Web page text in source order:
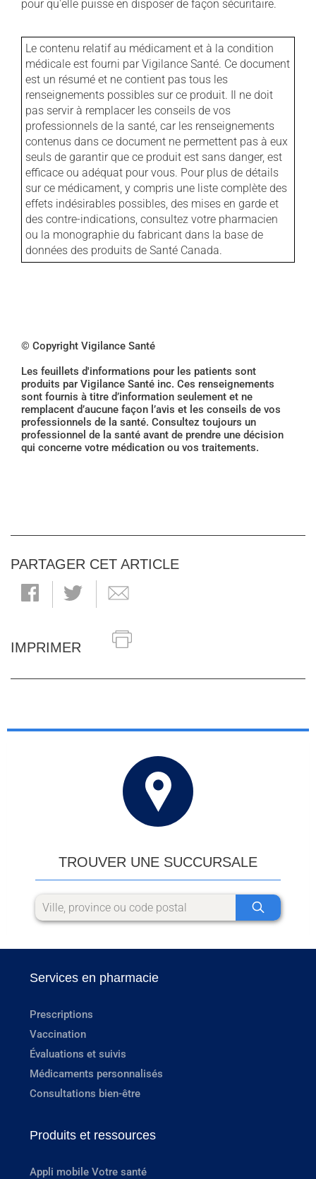
pour qu'elle puisse en disposer de façon sécuritaire.
Le contenu relatif au médicament et à la condition
médicale est fourni par Vigilance Santé. Ce document
est un résumé et ne contient pas tous les
renseignements possibles sur ce produit. Il ne doit
pas servir à remplacer les conseils de vos
professionnels de la santé, car les renseignements
contenus dans ce document ne permettent pas à eux
seuls de garantir que ce produit est sans danger, est
efficace ou adéquat pour vous. Pour plus de détails
sur ce médicament, y compris une liste complète des
effets indésirables possibles, des mises en garde et
des contre-indications, consultez votre pharmacien
ou la monographie du fabricant dans la base de
données des produits de Santé Canada.
© Copyright Vigilance Santé
Les feuillets d'informations pour les patients sont
produits par Vigilance Santé inc. Ces renseignements
sont fournis à titre d’information seulement et ne
remplacent d’aucune façon l’avis et les conseils de vos
professionnels de la santé. Consultez toujours un
professionnel de la santé avant de prendre une décision
qui concerne votre médication ou vos traitements.
PARTAGER CET ARTICLE
IMPRIMER
TROUVER UNE SUCCURSALE
Services en pharmacie
Prescriptions
Vaccination
Évaluations et suivis
Médicaments personnalisés
Consultations bien-être
Produits et ressources
Appli mobile Votre santé